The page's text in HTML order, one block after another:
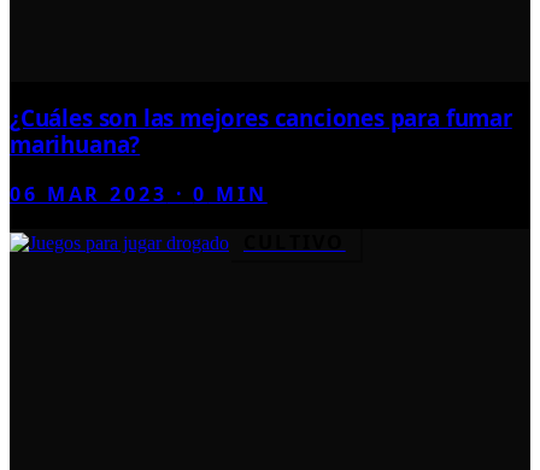
¿Cuáles son las mejores canciones para fumar
marihuana?
06 MAR 2023 ·0 MIN